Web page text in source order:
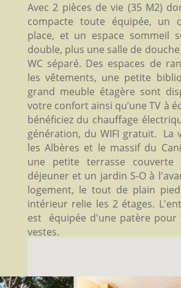
Avec 2 pièces de vie (35 M2)
compacte toute équipée, un
place, et un espace sommeil
double, plus une salle de
WC séparé. Des espaces de
les vêtements, une petite
grand meuble étagère sont
votre confort ainsi qu’une TV à
bénéficiez du chauffage
génération, du WIFI gratuit. La
les Albères et le massif du
une petite terrasse
déjeuner et un jardin S-O à
logement, le tout de plain
intérieur relie les 2 étages.
est équipée d'une patère pour
vestes.